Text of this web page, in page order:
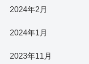
2024年2月
2024年1月
2023年11月